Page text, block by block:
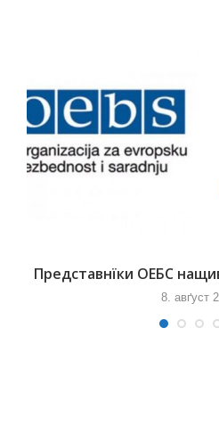
Представнїки ОЕБС
8. авґуст